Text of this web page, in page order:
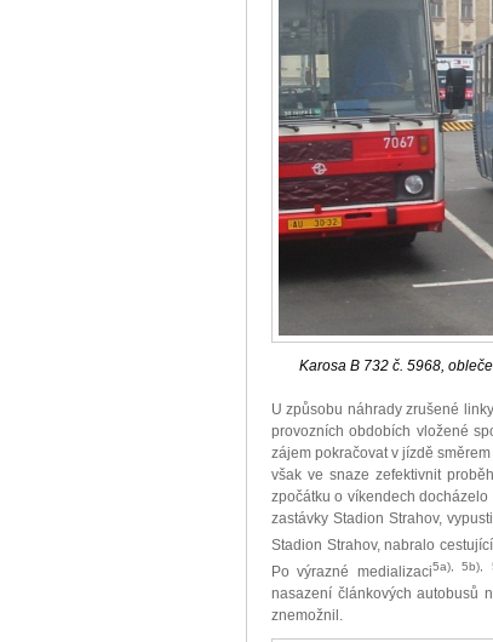
Karosa B 732 č. 5968,
U způsobu náhrady zrušené
provozních obdobích vložené
zájem pokračovat v jízdě
však ve snaze zefektivnit
zpočátku o víkendech
zastávky Stadion Strahov,
Stadion Strahov, nabralo
Po výrazné medializaci5a), 5b),
nasazení článkových autobusů
znemožnil.